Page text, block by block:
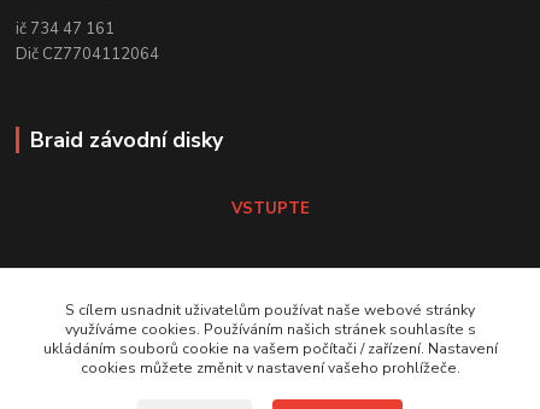
ič 734 47 161
Dič CZ7704112064
Braid závodní disky
VSTUPTE
VSTUPTE Koni tlumiče
S cílem usnadnit uživatelům používat naše webové stránky
využíváme cookies. Používáním našich stránek souhlasíte s
ukládáním souborů cookie na vašem počítači / zařízení. Nastavení
cookies můžete změnit v nastavení vašeho prohlížeče.